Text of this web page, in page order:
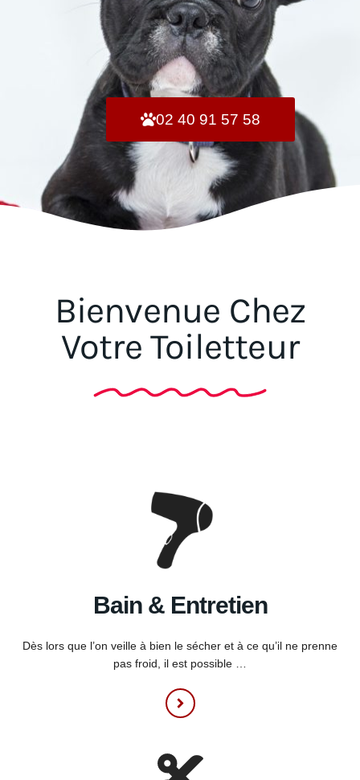
02 40 91 57 58
Bienvenue Chez
Votre Toiletteur
Bain & Entretien
Dès lors que l’on veille à bien le sécher et à ce qu’il ne prenne
pas froid, il est possible …